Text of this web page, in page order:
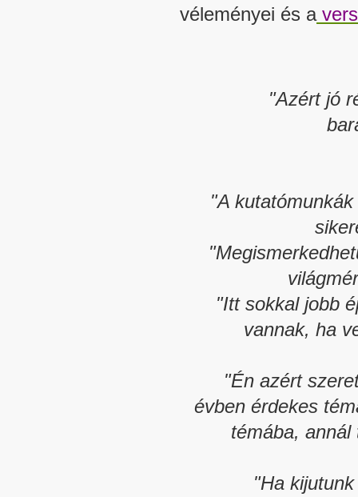
véleményei és a
"Azért jó
"A
"Itt sokkal jobb
vannak, ha
"Én azért
évben érdekes
témába,
"Ha